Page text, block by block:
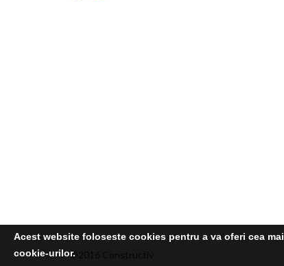
©2016 Constructiv
Acest website foloseste cookies pentru a va oferi cea
cookie-urilor.